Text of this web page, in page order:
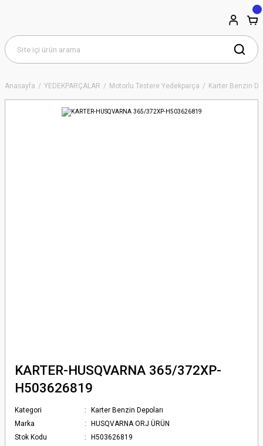
Anasayfa YEDEKPARÇALAR Motorlu Testere Yedekparça Karter Benzin
KARTER-HUSQVARNA 365/372XP-
H503626819
Kategori
Karter Benzin Depoları
Marka
HUSQVARNA ORJ ÜRÜN
Stok Kodu
H503626819